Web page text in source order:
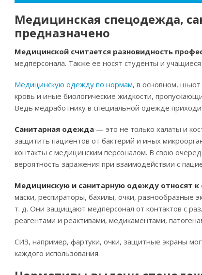
Медицинская спецодежда,
предназначено
Медицинской считается разновидность
медперсонала. Также ее носят студенты и
Медицинскую одежду по нормам, в основном, шьют
кровь и иные биологические жидкости,
Ведь медработнику в специальной одежде
Санитарная одежда — это не только халаты и
защитить пациентов от бактерий и иных
контакты с медицинским персоналом. В свою
вероятность заражения при взаимодействии с
Медицинскую и санитарную одежду относят
маски, респираторы, бахилы, очки, разнообразные
т. д. Они защищают медперсонал от контактов с
реагентами и реактивами, медикаментами,
СИЗ, например, фартуки, очки, защитные экраны
каждого использования.